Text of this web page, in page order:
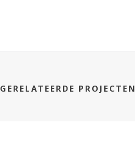
GERELATEERDE PROJECTEN